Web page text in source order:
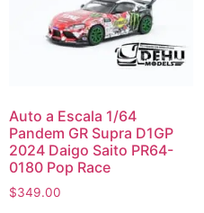
Auto a Escala 1/64
Pandem GR Supra D1GP
2024 Daigo Saito PR64-
0180 Pop Race
$349.00